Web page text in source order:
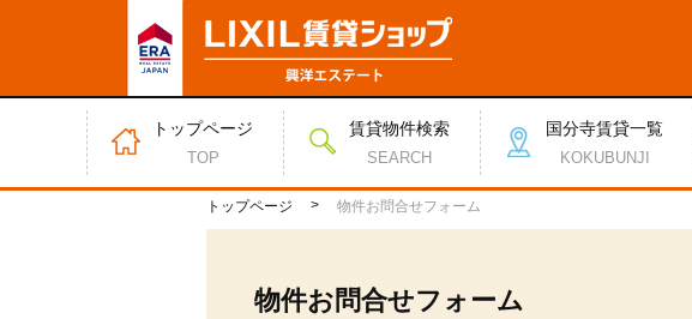
トップページ
TOP
賃貸物件検索
SEARCH
国分寺賃貸一覧
KOKUBUNJI
トップページ 物件お問合せフォーム
物件お問合せフォーム